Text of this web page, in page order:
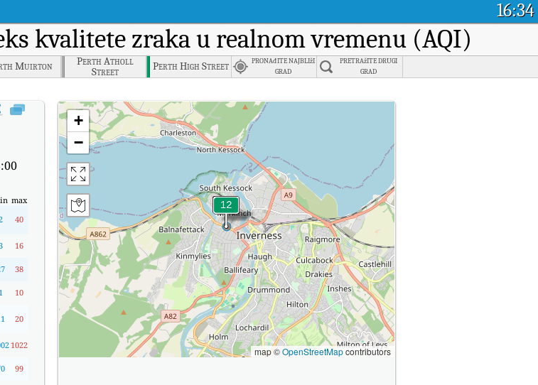
16:34
kvalitete zraka u realnom vremenu (AQI)
Muirton
Perth Atholl
Street
Perth High Street
PRONAđITE NAJBLIžI
GRAD
PRETRAžITE DRUGI
GRAD
u stvarnom vremenu.
max
40
16
38
10
20
1022
99
+
−
map ©OpenStreetMapcontributors